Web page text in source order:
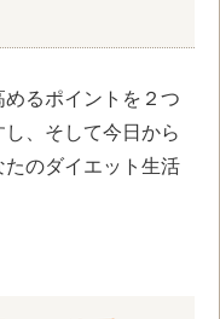
るポイントを２つ
、そして今日から
のダイエット生活